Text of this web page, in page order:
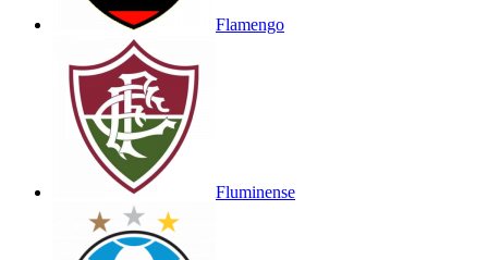
Flamengo
Fluminense